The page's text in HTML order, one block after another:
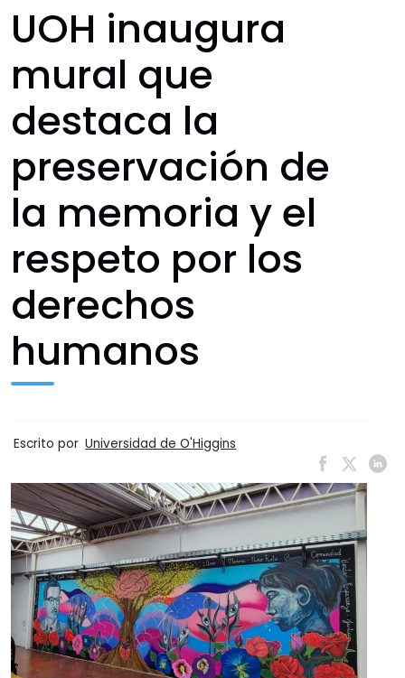
UOH inaugura
mural que
destaca la
preservación de
la memoria y el
respeto por los
derechos
humanos
Escrito por Universidad de O'Higgins